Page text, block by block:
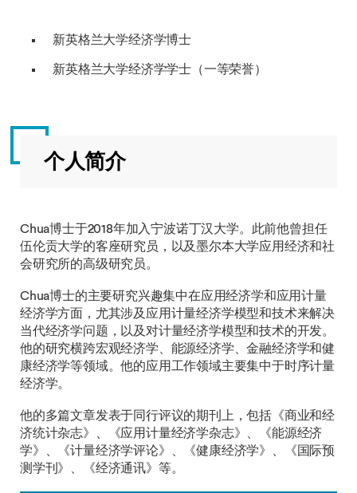
新英格兰大学经济学博士
新英格兰大学经济学学士（一等荣誉）
个人简介
Chua博士于2018年加入宁波诺丁汉大学。此前他曾担任
伍伦贡大学的客座研究员，以及墨尔本大学应用经济和社
会研究所的高级研究员。
Chua博士的主要研究兴趣集中在应用经济学和应用计量
经济学方面，尤其涉及应用计量经济学模型和技术来解决
当代经济学问题，以及对计量经济学模型和技术的开发。
他的研究横跨宏观经济学、能源经济学、金融经济学和健
康经济学等领域。他的应用工作领域主要集中于时序计量
经济学。
他的多篇文章发表于同行评议的期刊上，包括《商业和经
济统计杂志》、《应用计量经济学杂志》、《能源经济
学》、《计量经济学评论》、《健康经济学》、《国际预
测学刊》、《经济通讯》等。